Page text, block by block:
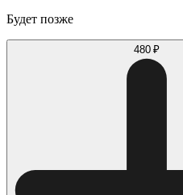
Будет позже
480 ₽